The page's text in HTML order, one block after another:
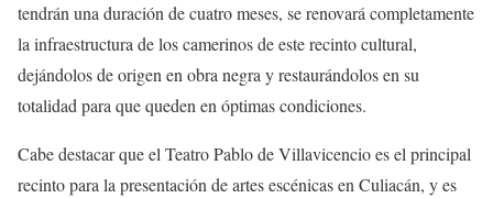
tendrán una duración de cuatro meses, se renovará completamente
la infraestructura de los camerinos de este recinto cultural,
dejándolos de origen en obra negra y restaurándolos en su
totalidad para que queden en óptimas condiciones.
Cabe destacar que el Teatro Pablo de Villavicencio es el principal
recinto para la presentación de artes escénicas en Culiacán, yes